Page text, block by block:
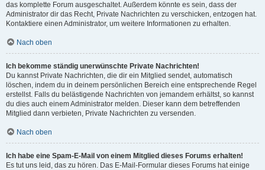
das komplette Forum ausgeschaltet. Außerdem könnte es sein, dass der
Administrator dir das Recht, Private Nachrichten zu verschicken, entzogen hat.
Kontaktiere einen Administrator, um weitere Informationen zu erhalten.
Nach oben
Ich bekomme ständig unerwünschte Private Nachrichten!
Du kannst Private Nachrichten, die dir ein Mitglied sendet, automatisch
löschen, indem du in deinem persönlichen Bereich eine entsprechende Regel
erstellst. Falls du belästigende Nachrichten von jemandem erhältst, so kannst
du dies auch einem Administrator melden. Dieser kann dem betreffenden
Mitglied dann verbieten, Private Nachrichten zu versenden.
Nach oben
Ich habe eine Spam-E-Mail von einem Mitglied dieses Forums erhalten!
Es tut uns leid, das zu hören. Das E-Mail-Formular dieses Forums hat einige